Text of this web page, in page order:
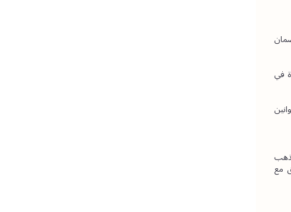
يتميز قطاع النفط والغاز بتعقيداته، وغالباً ما تتضمن المعاملات عدة أطراف، والتزامات مالية كبيرة، وعقوداً طويلة الأجل. توفر خدمات الضمان
يمكن أن تحتفظ حسابات الضمان بتمويل المشروع وإدارته، مما يضمن الإفراج عن الأموال عند تحقيق مراحل محددة في
غالباً ما تمتد صفقات النفط والغاز عبر ولايات قضائية متعددة، وتضمن خدمات الضمان لدينا الامتثال الكامل لقوانين
لدينا في مكتب حليمة النقبي للمحاماة خبرة واسعة في تقديم خدمات حساب الضمان القانونية للمعاملات عالية القيمة في قطاعات الذهب
من الخبراء القانونيين بفهم عميق للتعقيدات والمخاطر التي تنطوي عليها هذه القطاعات، ويعمل بشكل وثيق مع